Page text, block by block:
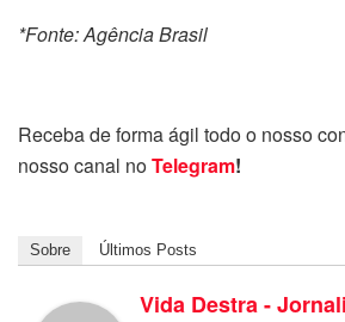
*Fonte: Agência Brasil
Receba de forma ágil todo o nosso
nosso canal noTelegram!
Sobre Últimos Posts
Vida Destra -